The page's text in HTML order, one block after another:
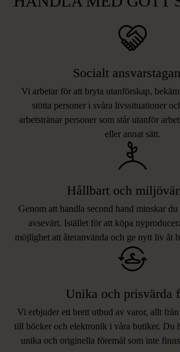
Socialt
Vi arbetar för att bryta utanförskap,
stötta personer i svåra livssituationer
arbetstränar personer som står utanför
eller annat sätt.
Hållbart och
Genom att handla second hand minskar
avsevärt. Istället för att köpa
möjlighet att återanvända och ge nytt liv åt
Unika och prisvärda
Vi erbjuder ett brett utbud av varor, allt
till böcker och elektronik i våra butiker. Du
unika och originella föremål som inte
LIKNANDE
Hitta produkter som påminner